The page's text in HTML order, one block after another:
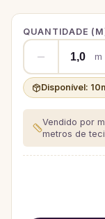
QUANTIDADE ( M
m
Disponível: 10
Vendido por
metros de